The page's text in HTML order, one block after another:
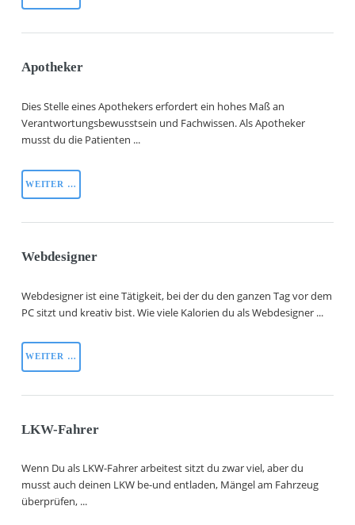
Apotheker
Dies Stelle eines Apothekers erfordert ein hohes Maß an
Verantwortungsbewusstsein und Fachwissen. Als Apotheker
musst du die Patienten ...
WEITER …
Webdesigner
Webdesigner ist eine Tätigkeit, bei der du den ganzen Tag vor dem
PC sitzt und kreativ bist. Wie viele Kalorien du als Webdesigner ...
WEITER …
LKW-Fahrer
Wenn Du als LKW-Fahrer arbeitest sitzt du zwar viel, aber du
musst auch deinen LKW be-und entladen, Mängel am Fahrzeug
überprüfen, ...